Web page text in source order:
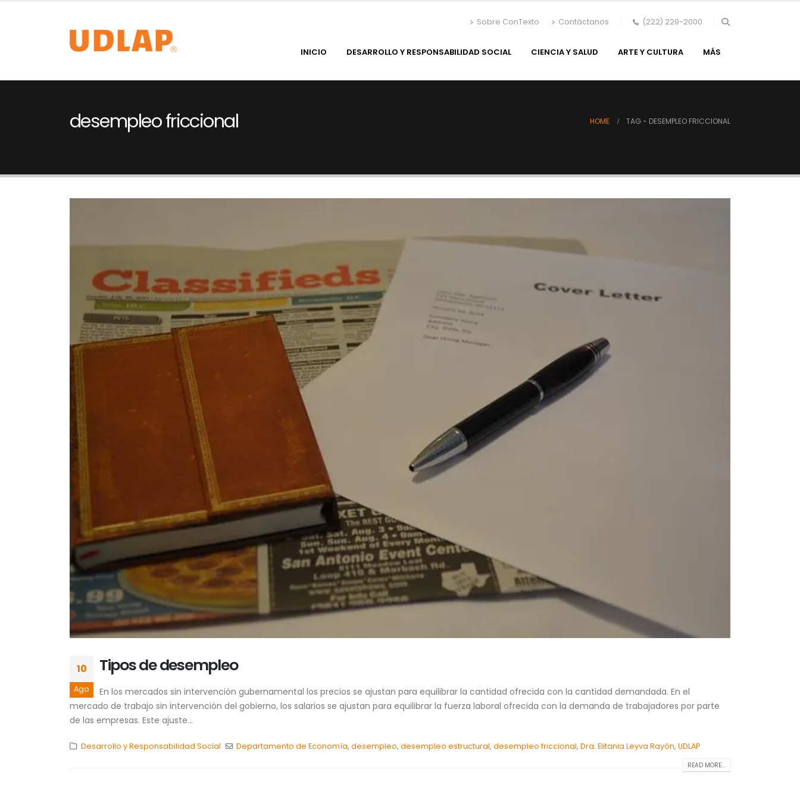
Sobre ConTexto Contáctanos (222) 229-2000
INICIO DESARROLLO Y RESPONSABILIDAD SOCIAL CIENCIA Y SALUD ARTE Y CULTURA MÁS
desempleo friccional HOME TAG - DESEMPLEO FRICCIONAL
10
Ago
Tipos de desempleo
En los mercados sin intervención gubernamental los precios se ajustan para equilibrar la cantidad ofrecida con la cantidad demandada. En el
mercado de trabajo sin intervención del gobierno, los salarios se ajustan para equilibrar la fuerza laboral ofrecida con la demanda de trabajadores por parte
de las empresas. Este ajuste...
Desarrollo y Responsabilidad Social Departamento de Economía,desempleo,desempleo estructural,desempleo friccional,Dra. Elitania Leyva Rayón,UDLAP
READ MORE...